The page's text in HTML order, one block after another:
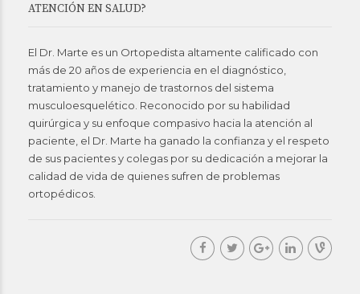
ATENCIÓN EN SALUD?
El Dr. Marte es un Ortopedista altamente calificado con
más de 20 años de experiencia en el diagnóstico,
tratamiento y manejo de trastornos del sistema
musculoesquelético. Reconocido por su habilidad
quirúrgica y su enfoque compasivo hacia la atención al
paciente, el Dr. Marte ha ganado la confianza y el respeto
de sus pacientes y colegas por su dedicación a mejorar la
calidad de vida de quienes sufren de problemas
ortopédicos.